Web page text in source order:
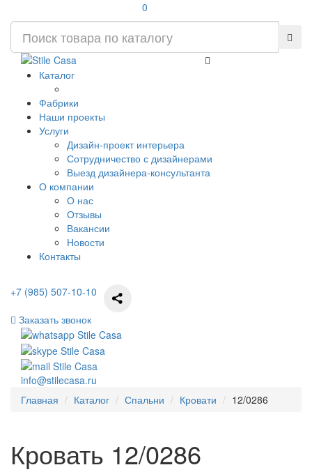
0
Каталог
Фабрики
Наши проекты
Услуги
Дизайн-проект интерьера
Сотрудничество с дизайнерами
Выезд дизайнера-консультанта
О компании
О нас
Отзывы
Вакансии
Новости
Контакты
+7 (985) 507-10-10
Заказать звонок
info@stilecasa.ru
Главная
Каталог Спальни Кровати 12/0286
Кровать 12/0286